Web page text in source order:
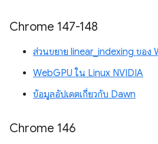
Chrome 147-148
ส่วนขยาย linear_indexing ของ
WebGPU ใน Linux NVIDIA
ข้อมูลอัปเดตเกี่ยวกับ Dawn
Chrome 146